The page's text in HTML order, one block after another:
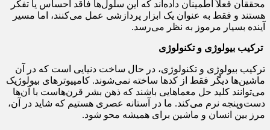
محققان فعلاً اطمینان داده‌اند که این سلول‌ها فاقد احساس یا تفکر
هستند و فقط به عنوان یک ابزار پردازشی عمل می‌کنند، اما مسیر
آینده بسیار مرموز به نظر می‌رسد.
‌ ترکیب بیولوژی و تکنولوژی
‌ترکیب بیولوژی و تکنولوژی، در حال ساخت دنیایی است که در آن
ماشین‌ها دیگر فقط از کدها ساخته نمی‌شوند. کامپیوترهای بیولوژیک
می‌توانند کلید حل معماهایی باشند که ذهن بشر قرن‌هاست با آن‌ها
دست‌وپنجه نرم می‌کند. ما در آستانه عصری هستیم که شاید در آن،
مرز بین انسان و ماشین برای همیشه محو شود.